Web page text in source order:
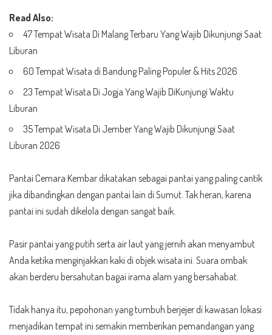
Read Also:
47 Tempat Wisata Di Malang Terbaru Yang Wajib Dikunjungi Saat
Liburan
60 Tempat Wisata di Bandung Paling Populer & Hits 2026
23 Tempat Wisata Di Jogja Yang Wajib DiKunjungi Waktu
Liburan
35 Tempat Wisata Di Jember Yang Wajib Dikunjungi Saat
Liburan 2026
Pantai Cemara Kembar dikatakan sebagai pantai yang paling cantik
jika dibandingkan dengan pantai lain di Sumut. Tak heran, karena
pantai ini sudah dikelola dengan sangat baik.
Pasir pantai yang putih serta air laut yang jernih akan menyambut
Anda ketika menginjakkan kaki di objek wisata ini. Suara ombak
akan berderu bersahutan bagai irama alam yang bersahabat.
Tidak hanya itu, pepohonan yang tumbuh berjejer di kawasan lokasi
menjadikan tempat ini semakin memberikan pemandangan yang